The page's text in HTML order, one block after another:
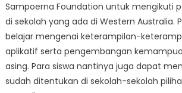
Sampoerna Foundation untuk mengikuti
di sekolah yang ada di Western Australia.
belajar mengenai keterampilan-
aplikatif serta pengembangan
asing. Para siswa nantinya juga dapat
sudah ditentukan di sekolah-sekolah